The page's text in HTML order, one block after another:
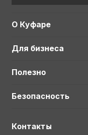
О Куфаре
Для бизнеса
Полезно
Безопасность
Контакты